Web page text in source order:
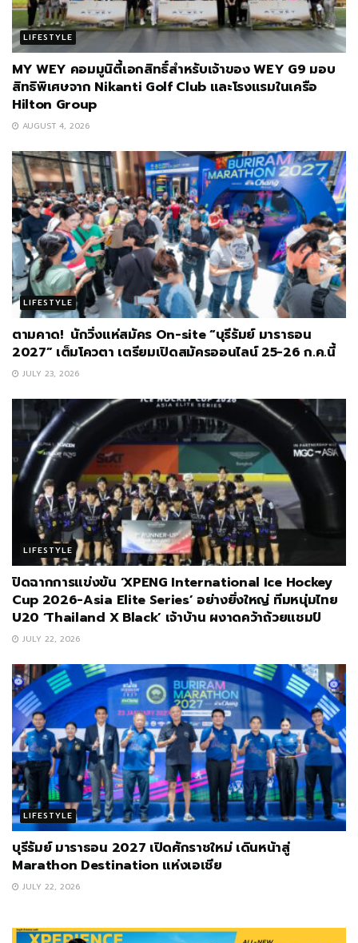
LIFESTYLE
MY WEY คอมมูนิตี้เอกสิทธิ์สำหรับเจ้าของ WEY G9 มอบ
สิทธิพิเศษจาก Nikanti Golf Club และโรงแรมในเครือ
Hilton Group
AUGUST 4, 2026
LIFESTYLE
ตามคาด! นักวิ่งแห่สมัคร On-site “บุรีรัมย์ มาราธอน
2027” เต็มโควตา เตรียมเปิดสมัครออนไลน์ 25-26 ก.ค.นี้
JULY 23, 2026
LIFESTYLE
ปิดฉากการแข่งขัน ‘XPENG International Ice Hockey
Cup 2026-Asia Elite Series’ อย่างยิ่งใหญ่ ทีมหนุ่มไทย
U20 ‘Thailand X Black’ เจ้าบ้าน ผงาดคว้าถ้วยแชมป์
JULY 22, 2026
LIFESTYLE
บุรีรัมย์ มาราธอน 2027 เปิดศักราชใหม่ เดินหน้าสู่
Marathon Destination แห่งเอเชีย
JULY 22, 2026